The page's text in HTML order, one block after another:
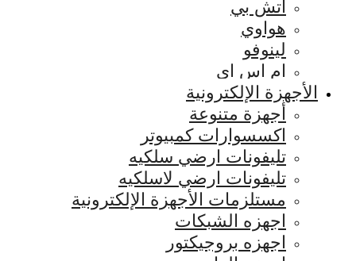
اتش بي
هواوي
لينوفو
ام اس اي
الأجهزة الإلكترونية
أجهزة متنوعة
اكسسوارات كمبيوتر
تليفونات ارضي سلكيه
تليفونات ارضي لاسلكيه
مستلزمات الأجهزة الإلكترونية
اجهزه الشبكات
اجهزه بروجيكتور